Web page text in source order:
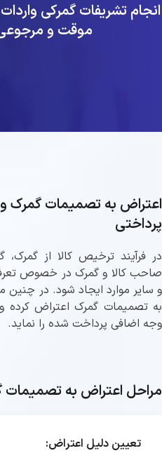
انجام تشریفات گمرکی
موقت و
اعتراض به تصمیمات گمرک
پرداختی
در فرآیند ترخیص کالا از
صاحب کالا و گمرک در خصوص
و سایر موارد ایجاد شود. در چنین
به تصمیمات گمرک اعتراض کرده
وجه اضافی پرداخت شده را نماید.
مراحل اعتراض به
تعیین دلیل اعتراض: